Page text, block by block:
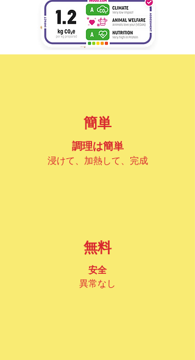
簡単
調理は簡単
浸けて、加熱して、完成
無料
安全
異常なし